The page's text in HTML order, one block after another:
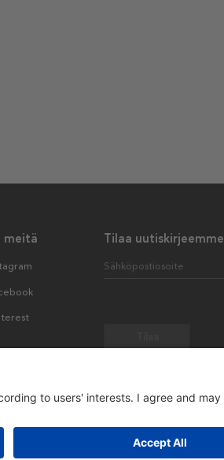
Tilaa uutiskirjeemme
Sähköpostiosoite
meitä